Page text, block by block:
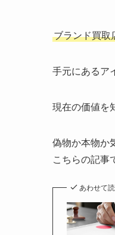
ブランド買取
手元にあるア
現在の価値を
偽物か本物か
こちらの記事
あわせて